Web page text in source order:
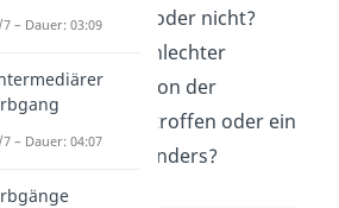
Generation auf, oder nicht?
Geschlechter
gleichermaßen von der
Erbkrankheit betroffen oder ein
Geschlecht besonders?
– Dauer: 03:09
– Dauer: 04:07